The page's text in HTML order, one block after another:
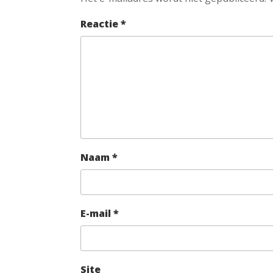
Reactie*
Naam *
E-mail *
Site